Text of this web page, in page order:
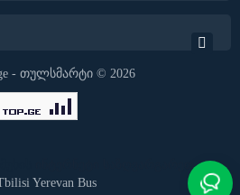
- თულსმარტი © 2026
ინტერნეტი საზღვარგარეთ
Yerevan Bus